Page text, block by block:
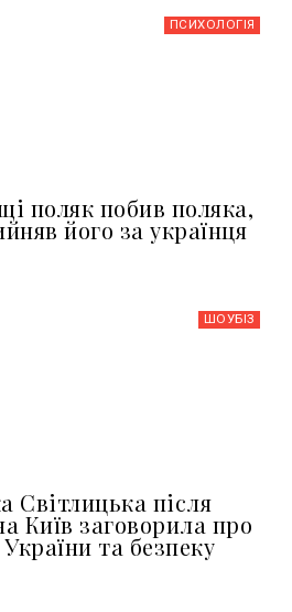
ПСИХОЛОГІЯ
поляк побив поляка,
його за українця
ШОУБIЗ
Світлицька після
Київ заговорила про
України та безпеку